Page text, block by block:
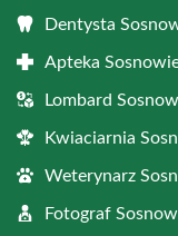
Dentysta
Apteka
Lombard
Kwiaciarnia
Weterynarz
Fotograf